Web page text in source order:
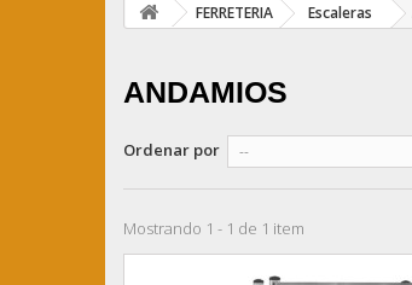
FERRETERIA Escaleras
ANDAMIOS
Ordenar por --
Mostrando 1 - 1 de 1 item